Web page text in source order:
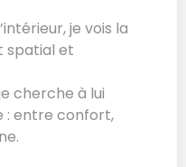
je vois la
spatial et
cherche à lui
: entre confort,